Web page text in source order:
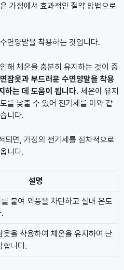
가정에서 효과적인 절약 방법으로
면양말을 착용하는 것입니다.
해 체온을 충분히 유지하는 것이 중
잠옷과 부드러운 수면양말을 착용
하는 데 도움이 됩니다. 체온이 유지
를 낮출 수 있어 전기세를 이와 같
니다.
되면, 가정의 전기세를 점차적으로
니다.
설명
붙여 외풍을 차단하고 실내 온도
옷을 착용하여 체온을 유지하여 난
합니다.